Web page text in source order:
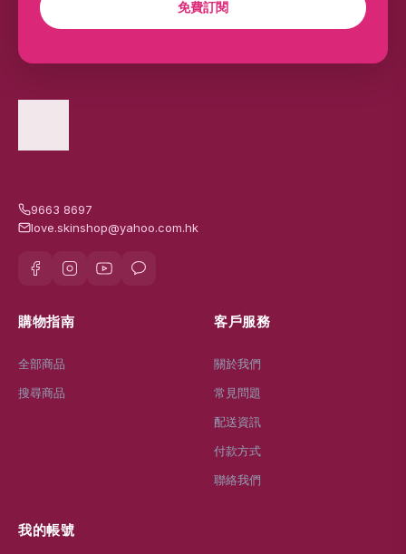
免費訂閱
9663 8697
love.skinshop@yahoo.com.hk
購物指南
全部商品
搜尋商品
客戶服務
關於我們
常見問題
配送資訊
付款方式
聯絡我們
我的帳號